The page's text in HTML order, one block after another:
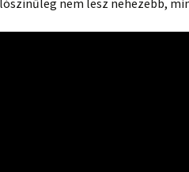
nem lesz nehezebb,